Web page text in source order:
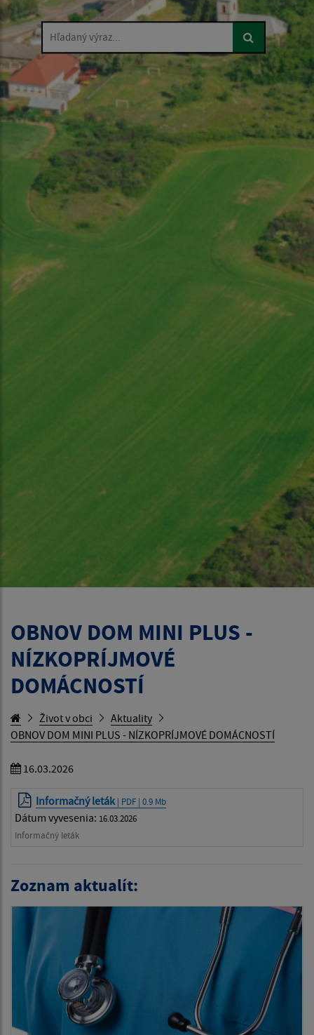
Hľadaný výraz...
OBNOV DOM MINI PLUS -
NÍZKOPRÍJMOVÉ
DOMÁCNOSTÍ
Život v obci
Aktuality
OBNOV DOM MINI PLUS - NÍZKOPRÍJMOVÉ DOMÁCNOSTÍ
16.03.2026
Informačný leták | PDF | 0.9 Mb
Dátum vyvesenia: 16.03.2026
Informačný leták
Zoznam aktualít: